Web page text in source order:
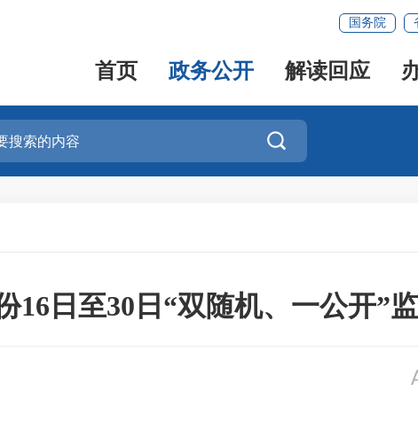
国务院
首页 政务公开 解读回应

16日至30日“双随机、一公开”